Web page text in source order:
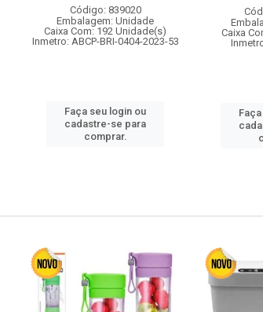
Código: 839020
Embalagem: Unidade
Caixa Com: 192 Unidade(s)
Inmetro: ABCP-BRI-0404-2023-53
Faça seu login ou
cadastre-se para
comprar.
Caixa